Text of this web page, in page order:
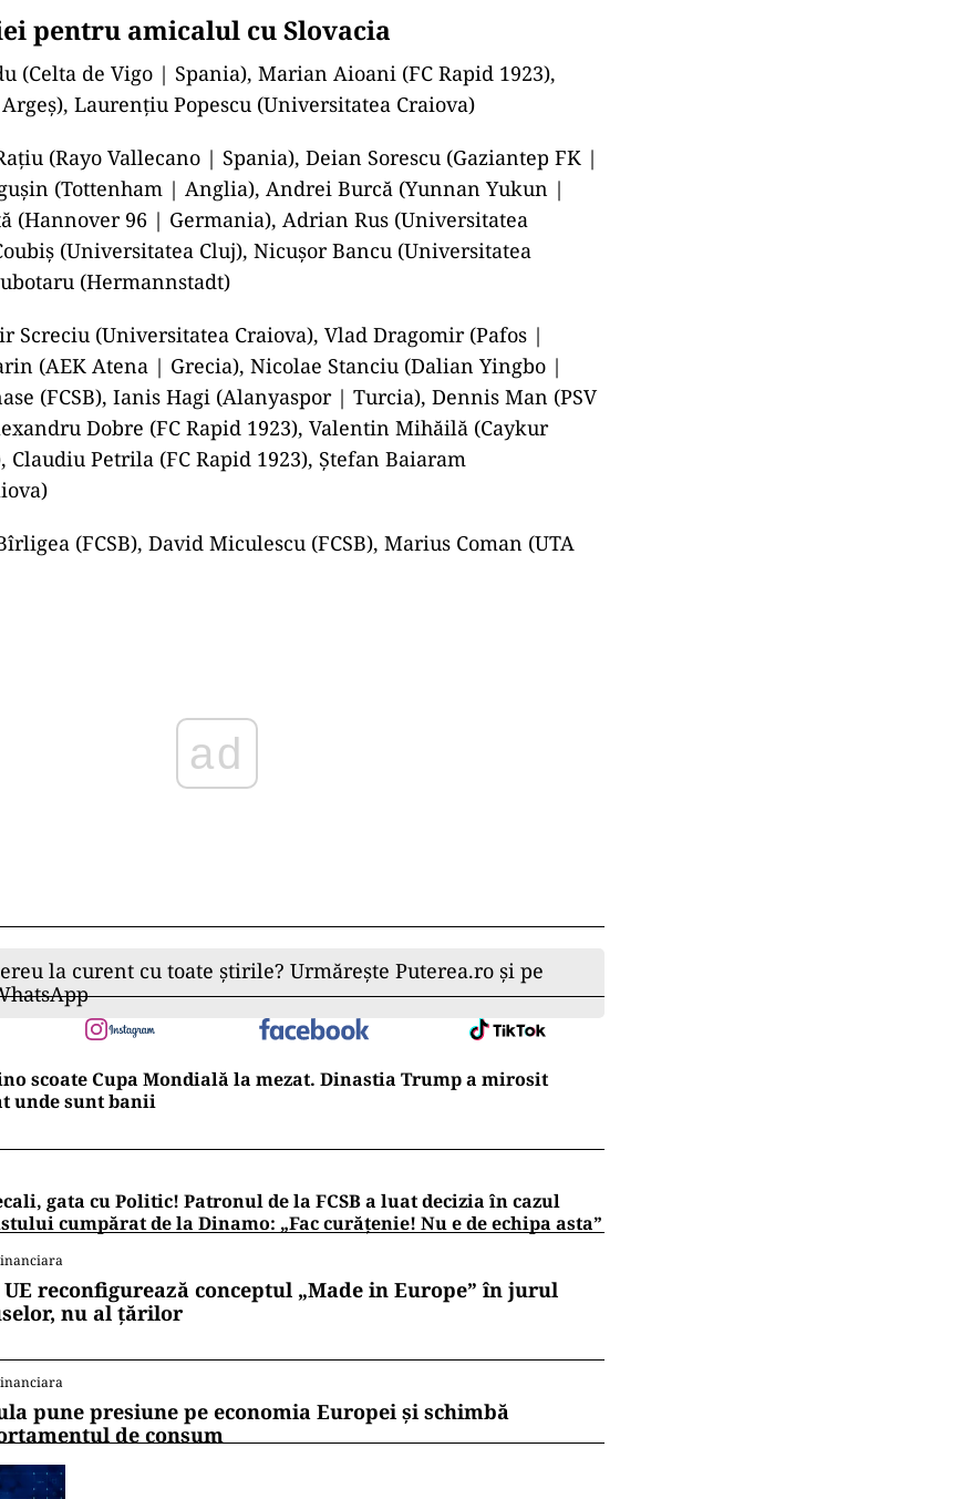
pentru amicalul cu Slovacia
(Celta de Vigo | Spania), Marian Aioani (FC Rapid 1923),
Laurențiu Popescu (Universitatea Craiova)
(Rayo Vallecano | Spania), Deian Sorescu (Gaziantep FK |
(Tottenham | Anglia), Andrei Burcă (Yunnan Yukun |
(Hannover 96 | Germania), Adrian Rus (Universitatea
(Universitatea Cluj), Nicușor Bancu (Universitatea
(Hermannstadt)
Screciu (Universitatea Craiova), Vlad Dragomir (Pafos |
(AEK Atena | Grecia), Nicolae Stanciu (Dalian Yingbo |
(FCSB), Ianis Hagi (Alanyaspor | Turcia), Dennis Man (PSV
Dobre (FC Rapid 1923), Valentin Mihăilă (Caykur
Petrila (FC Rapid 1923), Ștefan Baiaram
(FCSB), David Miculescu (FCSB), Marius Coman (UTA
ad
la curent cu toate știrile? Urmărește Puterea.ro și pe
scoate Cupa Mondială la mezat. Dinastia Trump a mirosit
unde sunt banii
gata cu Politic! Patronul de la FCSB a luat decizia în cazul
cumpărat de la Dinamo: „Fac curățenie! Nu e de echipa asta”
reconfigurează conceptul „Made in Europe” în jurul
nu al țărilor
pune presiune pe economia Europei și schimbă
de consum